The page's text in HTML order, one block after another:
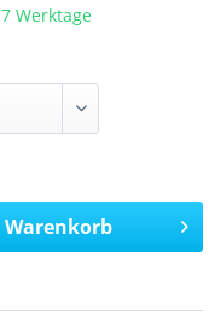
Werktage
Warenkorb